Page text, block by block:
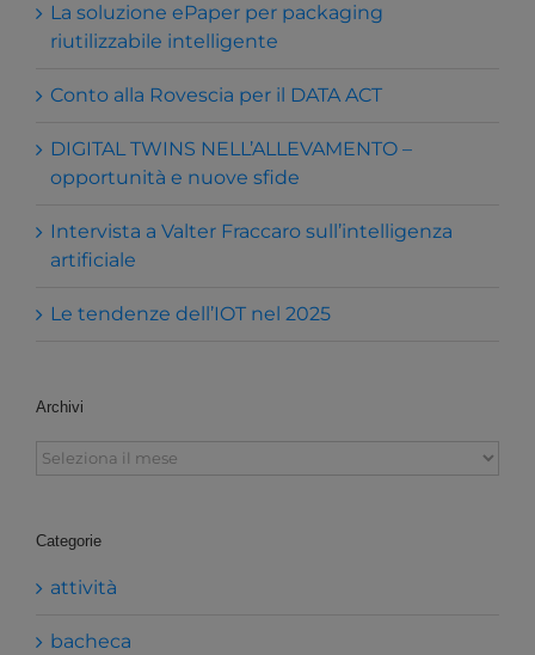
La soluzione ePaper per packaging
riutilizzabile intelligente
Conto alla Rovescia per il DATA ACT
DIGITAL TWINS NELL’ALLEVAMENTO –
opportunità e nuove sfide
Intervista a Valter Fraccaro sull’intelligenza
artificiale
Le tendenze dell’IOT nel 2025
Archivi
Archivi
Categorie
attività
bacheca